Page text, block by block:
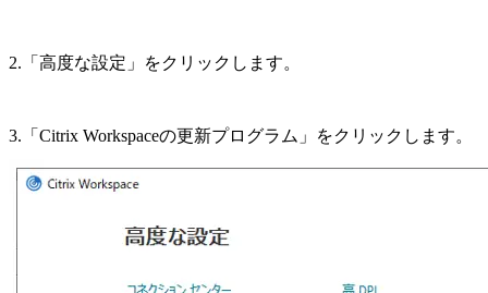
2.「高度な設定」をクリックします。
3.「Citrix Workspaceの更新プログラム」をクリックします。